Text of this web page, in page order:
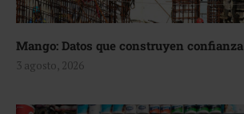
Mango: Datos que construyen confianza
3 agosto, 2026